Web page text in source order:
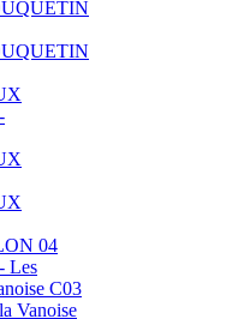
04
Les
C03
Vanoise